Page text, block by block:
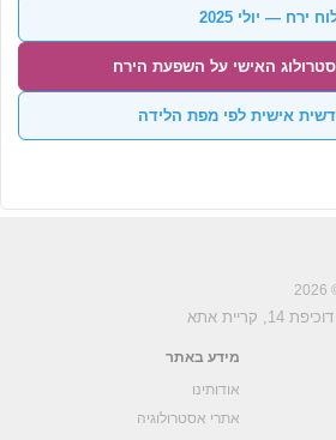
ירח — יולי 2025
האישי על השפעת הירח
אישית לפי מפת הלידה
דוכיפת 14, קריית אתא
מידע באתר
אודותינו
אתרי אסטרולוגיה